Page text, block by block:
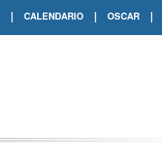
| CALENDARIO | OSCAR |